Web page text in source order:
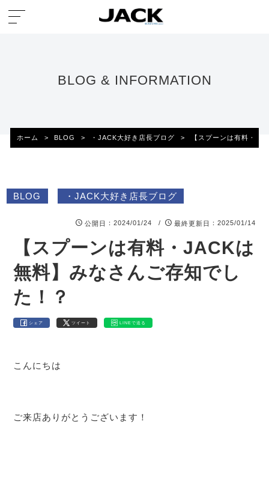
BLOG & INFORMATION
ホーム > BLOG > ・JACK大好き店長ブログ > 【スプーンは有料・
BLOG ・JACK大好き店長ブログ
公開日 ：2024/01/24 / 最終更新日 ：2025/01/14
【スプーンは有料・JACKは
無料】みなさんご存知でし
た！？
シェア ツイート LINEで送る
こんにちは
ご来店ありがとうございます！